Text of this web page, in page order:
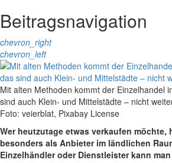
Beitragsnavigation
chevron_right
chevron_left
Mit alten Methoden kommt der Einzelhandel
sind auch Klein- und Mittelstädte – nicht
Foto: veierblat, Pixabay License
Wer heutzutage etwas verkaufen möchte,
besonders als Anbieter im ländlichen
Einzelhändler oder Dienstleister kann